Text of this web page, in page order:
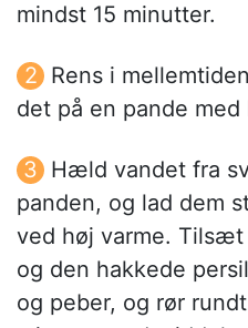
mindst 15 minutter.
Rens i
det på en pande
Hæld vandet fra
panden, og lad dem
ved høj varme.
og den hakkede
og peber, og rør